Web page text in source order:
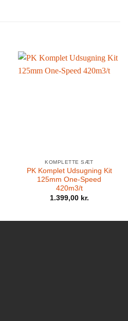
KOMPLETTE SÆT
PK Komplet Udsugning Kit
125mm One-Speed
420m3/t
1.399,00 kr.